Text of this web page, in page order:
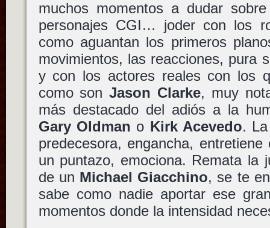
muchos momentos a dudar
personajes CGI… joder con los
como aguantan los primeros
movimientos, las reacciones, pura
y con los actores reales con los
como sonJason Clarke, muy
más destacado del adiós a la
Gary Oldman o Kirk Acevedo.
predecesora, engancha,
un puntazo, emociona. Remata la
de un Michael Giacchino, se te
sabe como nadie aportar ese
momentos donde la intensidad